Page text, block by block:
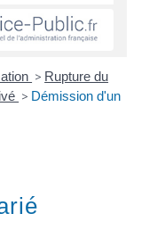
> Rupture du
> Démission d'un